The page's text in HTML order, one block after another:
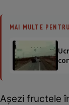
MAI MULTE
Aşezi fructele